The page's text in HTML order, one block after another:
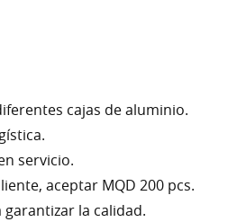
cajas de aluminio.
servicio.
aceptar MQD 200 pcs.
la calidad.